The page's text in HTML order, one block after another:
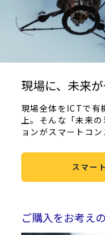
現場に、未来が
現場全体をICTで有
上。そんな「未来
ョンがスマートコ
スマー
ご購入をお考え